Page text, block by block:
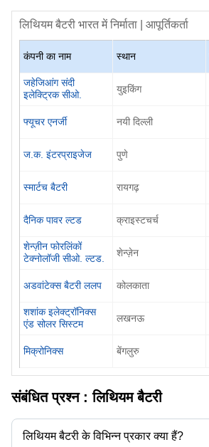
लिथियम बैटरी भारत में निर्माता | आपूर्तिकर्ता
कंपनी का नाम स्थान
जहेजिआंग संदी
इलेक्ट्रिक सीओ.
युइकिंग
फ्यूचर एनर्जी नयी दिल्ली
ज.क. इंटरप्राइजेज पुणे
स्मार्टच बैटरी रायगढ़
दैनिक पावर ल्टड क्राइस्टचर्च
शेन्ज़ीन फोरलिंकों
टेक्नोलॉजी सीओ. ल्टड.
शेन्ज़ेन
अडवांटेक्स बैटरी ललप कोलकाता
शशांक इलेक्ट्रॉनिक्स
एंड सोलर सिस्टम
लखनऊ
मिक्रोनिक्स बेंगलुरु
संबंधित प्रश्न :लिथियम बैटरी
लिथियम बैटरी के विभिन्न प्रकार क्या हैं?